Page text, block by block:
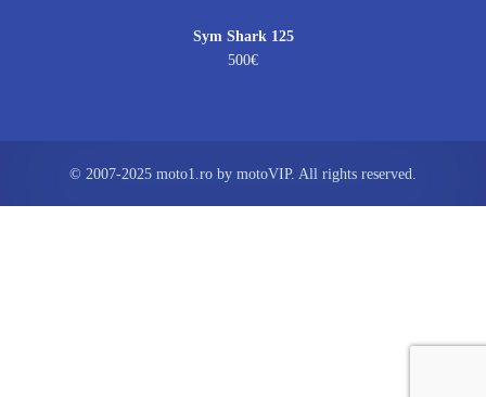
Sym Shark 125
500€
© 2007-2025 moto1.ro by motoVIP. All rights reserved.